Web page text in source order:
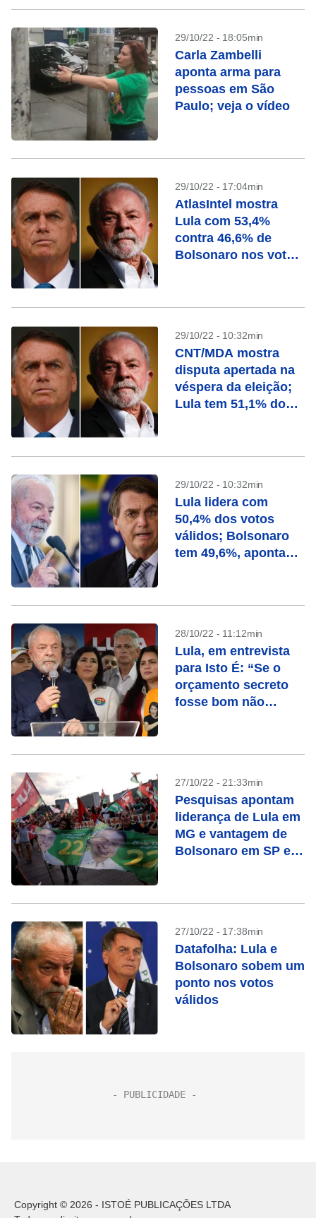
29/10/22 - 18:05min
Carla Zambelli
aponta arma para
pessoas em São
Paulo; veja o vídeo
29/10/22 - 17:04min
AtlasIntel mostra
Lula com 53,4%
contra 46,6% de
Bolsonaro nos votos
29/10/22 - 10:32min
CNT/MDA mostra
disputa apertada na
véspera da eleição;
Lula tem 51,1% dos
29/10/22 - 10:32min
Lula lidera com
50,4% dos votos
válidos; Bolsonaro
tem 49,6%, aponta
28/10/22 - 11:12min
Lula, em entrevista
para Isto É: “Se o
orçamento secreto
fosse bom não
27/10/22 - 21:33min
Pesquisas apontam
liderança de Lula em
MG e vantagem de
Bolsonaro em SP e
27/10/22 - 17:38min
Datafolha: Lula e
Bolsonaro sobem um
ponto nos votos
válidos
Copyright © 2026 - ISTOÉ PUBLICAÇÕES LTDA